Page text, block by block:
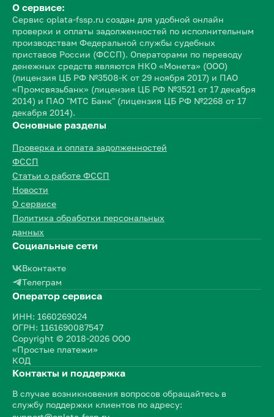
О сервисе:
Сервис oplata-fssp.ru создан для удобной онлайн
проверки и оплаты задолженностей по исполнительным
производствам Федеральной службы судебных
приставов России (ФССП). Операторами по переводу
денежных средств являются НКО «Монета» (ООО)
(лицензия ЦБ РФ №3508-К от 29 ноября 2017) и ПАО
«Промсвязьбанк» (лицензия ЦБ РФ №3521 от 17 декабря
2014) и ПАО "МТС Банк" (лицензия ЦБ РФ №2268 от 17
декабря 2014).
Основные разделы
Проверка и оплата задолженностей
ФССП
Статьи о работе ФССП
Новости
О сервисе
Политика обработки персональных
данных
Социальные сети
Вконтакте
Телеграм
Оператор сервиса
ИНН: 1660269024
ОГРН: 1161690087547
Copyright © 2018-2026 ООО
«Простые платежи»
КОД
Контакты и поддержка
В случае возникновения вопросов обращайтесь в
службу поддержки клиентов по адресу: